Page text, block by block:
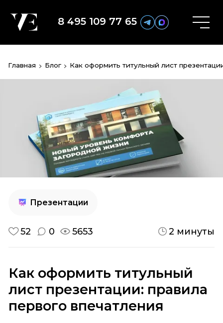
8 495 109 77 65
Главная Блог Как оформить титульный лист
Презентации
2 минуты
52 0 5653
Как оформить титульный
лист презентации: правила
первого впечатления